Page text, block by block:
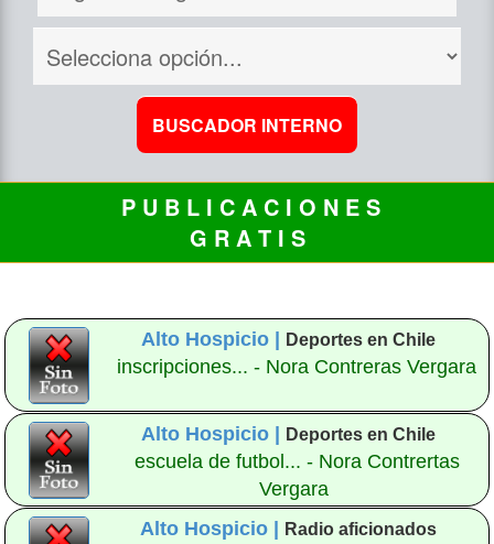
P U B L I C A C I O N E S
G R A T I S
Alto Hospicio | Deportes en Chile
inscripciones... - Nora Contreras Vergara
Alto Hospicio | Deportes en Chile
escuela de futbol... - Nora Contrertas
Vergara
Alto Hospicio |
Radio aficionados